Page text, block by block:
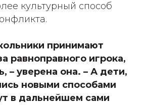
культурный способ
принимают
равноправного игрока,
– уверена она. – А дети,
новыми способами
в дальнейшем сами